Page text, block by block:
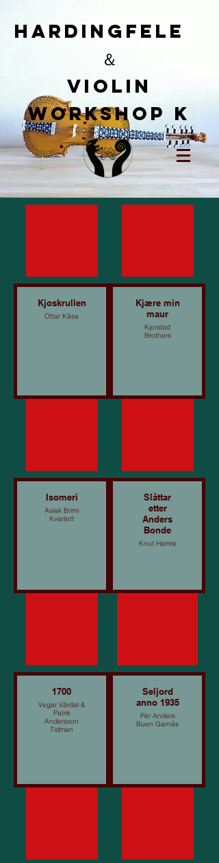
HardingFele
＆
​Violin
workshop K
Kjoskrullen
Ottar Kåsa
Kjære min
maur
Kjorstad
Brothers
Isomeri
Aslak Brimi
Kvartett
Slåttar
etter
Anders
Bonde
Knut Hamre
1700
Vegar Vårdal &
Patrik
Andersson
Tidman
Seljord
anno 1935
Per Anders
Buen Garnås